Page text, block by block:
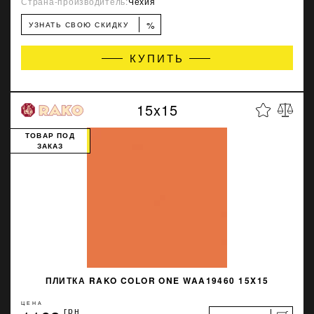
УЗНАТЬ СВОЮ СКИДКУ %
КУПИТЬ
15x15
ПЛИТКА RAKO COLOR ONE WAA19460 15X15
ТОВАР ПОД
ЗАКАЗ
ЦЕНА
грн